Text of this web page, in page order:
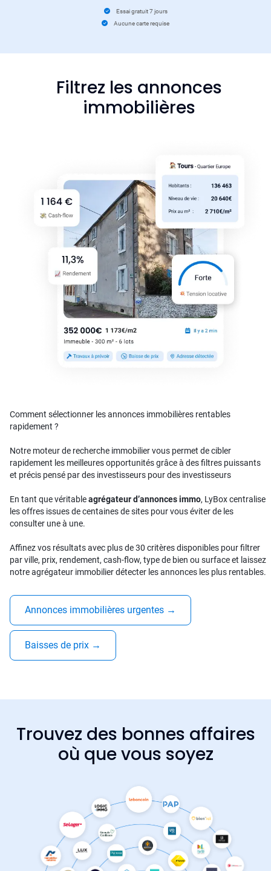
Essai gratuit 7 jours
Aucune carte requise
Filtrez les annonces
immobilières
Comment sélectionner les annonces immobilières rentables
rapidement ?
Notre moteur de recherche immobilier vous permet de cibler
rapidement les meilleures opportunités grâce à des filtres puissants
et précis pensé par des investisseurs pour des investisseurs
En tant que véritableagrégateur d’annonces immo, LyBox centralise
les offres issues de centaines de sites pour vous éviter de les
consulter une à une.
Affinez vos résultats avec plus de 30 critères disponibles pour filtrer
par ville, prix, rendement, cash-flow, type de bien ou surface et laissez
notre agrégateur immobilier détecter les annonces les plus rentables.
Annonces immobilières urgentes →
Baisses de prix →
Trouvez des bonnes affaires
où que vous soyez